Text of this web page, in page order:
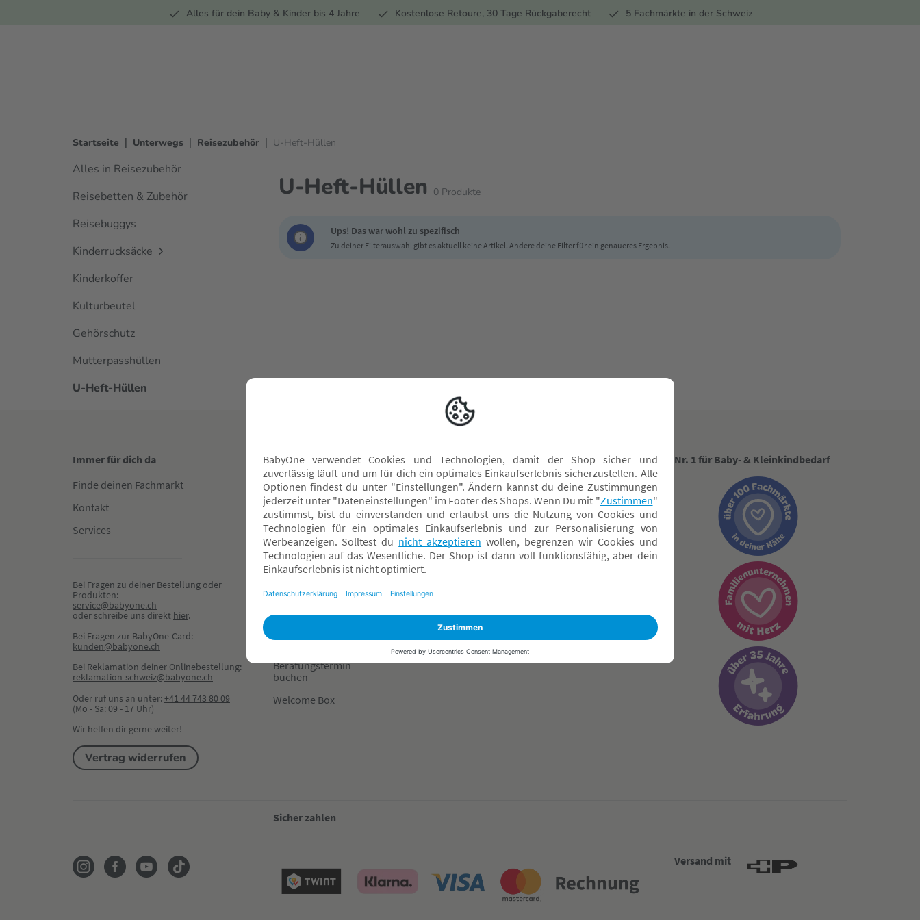
Zur Hauptnavigation springen Alles für dein Baby & Kinder bis 4 Jahre Kostenlose Retoure, 30 Tage Rückgaberecht 5 Fachmärkte in der Schweiz
Startseite | Unterwegs | Reisezubehör | U-Heft-Hüllen
Alles in Reisezubehör
Reisebetten & Zubehör
Reisebuggys
Kinderrucksäcke
Kinderkoffer
Kulturbeutel
Gehörschutz
Mutterpasshüllen
U-Heft-Hüllen
U-Heft-Hüllen 0Produkte
Ups! Das war wohl zu spezifisch
Zu deiner Filterauswahl gibt es aktuell keine Artikel. Ändere deine Filter für ein genaueres Ergebnis.
Immer für dich da
Finde deinen Fachmarkt
Kontakt
Services
Bei Fragen zu deiner Bestellung oder
Produkten:
service@babyone.ch
oder schreibe uns direkt hier.
Bei Fragen zur BabyOne-Card:
kunden@babyone.ch
Bei Reklamation deiner Onlinebestellung:
reklamation-schweiz@babyone.ch
Oder ruf uns an unter:+41 44 743 80 09
(Mo - Sa: 09 - 17 Uhr)
Wir helfen dir gerne weiter!
Vertrag widerrufen
Gut informiert
Fachhandelsgarantie
Reservieren & Abholen
Hilfe & FAQ
Zahlung & Versand
Newsletter
Gewinnspiele
BabyOne-Card
Beratungstermin
buchen
Welcome Box
Über BabyOne
Über Uns
Karriere
Soziales Engagement
Nachhaltigkeit
Presse
Sicherheit & Rückrufe
Ratgeber Übersicht
Events vor Ort
Rechtliches
Datenschutz
AGB
Widerrufsrecht
Dateneinstellungen
Nr. 1 für Baby- & Kleinkindbedarf
Sicher zahlen
Versand mit